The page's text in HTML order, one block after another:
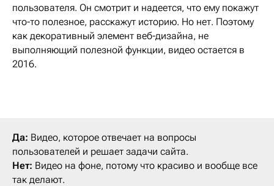
пользователя. Он смотрит и надеется, что ему покажут
что-то полезное, расскажут историю. Но нет. Поэтому
как декоративный элемент веб-дизайна, не
выполняющий полезной функции, видео остается в
2016.
Да: Видео, которое отвечает на вопросы
пользователей и решает задачи сайта.
Нет: Видео на фоне, потому что красиво и вообще все
так делают.